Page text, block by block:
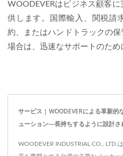
WOODEVERはビジネス顧客
供します。国際輸入、関税請
約、またはハンドトラックの
場合は、迅速なサポートのため
サービス | WOODEVERによる革新的
ューション—長持ちするように設計さ
WOODEVER INDUSTRIAL CO., LTD.